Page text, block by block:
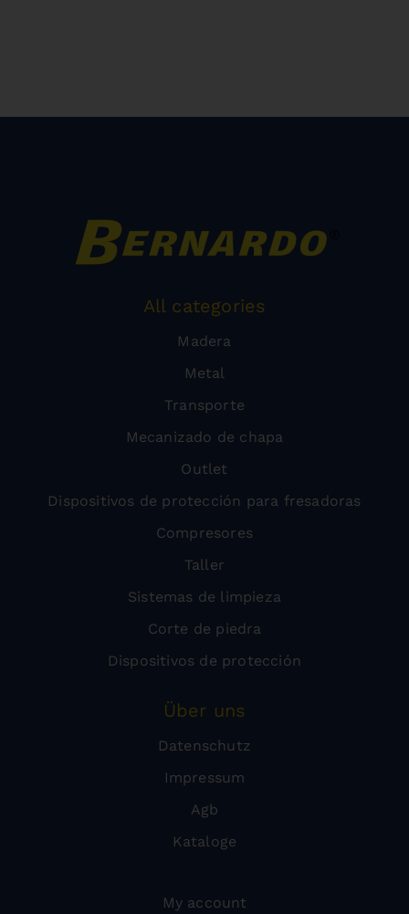
All categories
Madera
Metal
Transporte
Mecanizado de chapa
Outlet
Dispositivos de protección para fresadoras
Compresores
Taller
Sistemas de limpieza
Corte de piedra
Dispositivos de protección
Über uns
Datenschutz
Impressum
Agb
Kataloge
My account